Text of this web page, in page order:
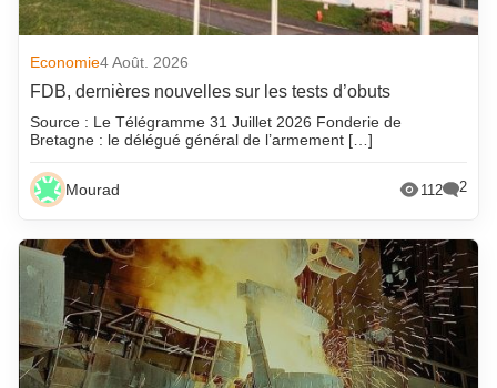
Economie4 Août. 2026
FDB, dernières nouvelles sur les tests d’obuts
Source : Le Télégramme 31 Juillet 2026 Fonderie de
Bretagne : le délégué général de l’armement […]
Mourad 112 2